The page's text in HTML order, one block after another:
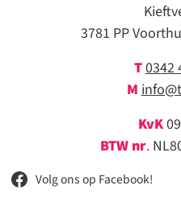
3781 PP
T0342
M
KvK
BTW nr.
Volg ons op Facebook!